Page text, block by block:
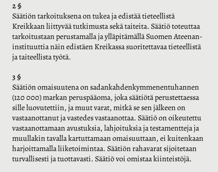
2 §
Säätiön tarkoituksena on tukea ja edistää tieteellistä
Kreikkaan liittyvää tutkimusta sekä taiteita. Säätiö toteuttaa
tarkoitustaan perustamalla ja ylläpitämällä Suomen Ateenan-
instituuttia näin edistäen Kreikassa suoritettavaa tieteellistä
ja taiteellista työtä.
3 §
Säätiön omaisuutena on sadankahdenkymmenentuhannen
(120 000) markan peruspääoma, joka säätiötä perustettaessa
sille luovutettiin, ja muut varat, mitkä se sen jälkeen on
vastaanottanut ja vastedes vastaanottaa. Säätiö on oikeutettu
vastaanottamaan avustuksia, lahjoituksia ja testamentteja ja
muullakin tavalla kartuttamaan omaisuuttaan, ei kuitenkaan
harjoittamalla liiketoimintaa. Säätiön rahavarat sijoitetaan
turvallisesti ja tuottavasti. Säätiö voi omistaa kiinteistöjä.